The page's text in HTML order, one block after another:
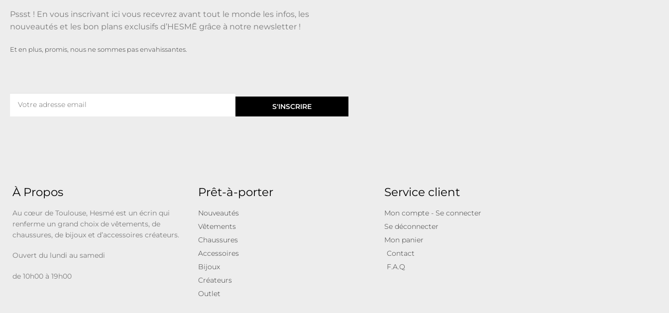
Pssst ! En vous inscrivant ici vous recevrez avant tout le monde les infos, les
nouveautés et les bon plans exclusifs d’HESMĒ grâce à notre newsletter !
Et en plus, promis, nous ne sommes pas envahissantes.
S'INSCRIRE
À Propos
Au cœur de Toulouse, Hesmé est un écrin qui
renferme un grand choix de vêtements, de
chaussures, de bijoux et d’accessoires créateurs.
Ouvert du lundi au samedi
de 10h00 à 19h00
Prêt-à-porter
Nouveautés
Vêtements
Chaussures
Accessoires
Bijoux
Créateurs
Outlet
Service client
Mon compte - Se connecter
Se déconnecter
Mon panier
Contact
F.A.Q